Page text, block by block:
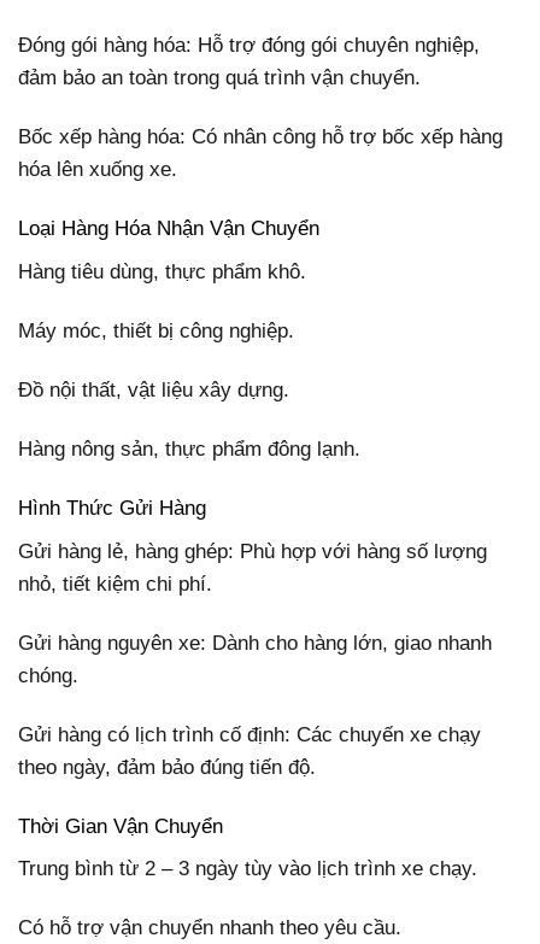
Đóng gói hàng hóa: Hỗ trợ đóng gói chuyên nghiệp,
đảm bảo an toàn trong quá trình vận chuyển.
Bốc xếp hàng hóa: Có nhân công hỗ trợ bốc xếp hàng
hóa lên xuống xe.
Loại Hàng Hóa Nhận Vận Chuyển
Hàng tiêu dùng, thực phẩm khô.
Máy móc, thiết bị công nghiệp.
Đồ nội thất, vật liệu xây dựng.
Hàng nông sản, thực phẩm đông lạnh.
Hình Thức Gửi Hàng
Gửi hàng lẻ, hàng ghép: Phù hợp với hàng số lượng
nhỏ, tiết kiệm chi phí.
Gửi hàng nguyên xe: Dành cho hàng lớn, giao nhanh
chóng.
Gửi hàng có lịch trình cố định: Các chuyến xe chạy
theo ngày, đảm bảo đúng tiến độ.
Thời Gian Vận Chuyển
Trung bình từ 2 – 3 ngày tùy vào lịch trình xe chạy.
Có hỗ trợ vận chuyển nhanh theo yêu cầu.